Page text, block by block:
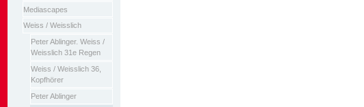
Mediascapes
Weiss / Weisslich
Peter Ablinger. Weiss /
Weisslich 31e Regen
Weiss / Weisslich 36,
Kopfhörer
Peter Ablinger